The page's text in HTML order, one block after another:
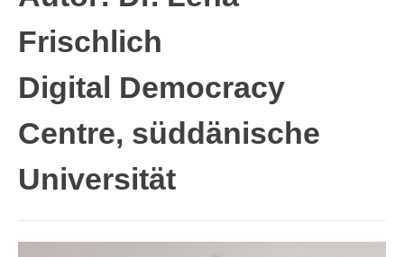
Frischlich
Digital Democracy
Centre, süddänische
Universität